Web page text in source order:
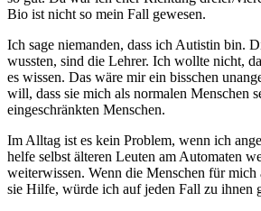
Bio ist nicht so mein Fall gewesen.
Ich sage niemanden, dass ich Autistin bin.
wussten, sind die Lehrer. Ich wollte nicht,
es wissen. Das wäre mir ein bisschen
will, dass sie mich als normalen Menschen
eingeschränkten Menschen.
Im Alltag ist es kein Problem, wenn ich
helfe selbst älteren Leuten am Automaten
weiterwissen. Wenn die Menschen für mich
sie Hilfe, würde ich auf jeden Fall zu ihnen